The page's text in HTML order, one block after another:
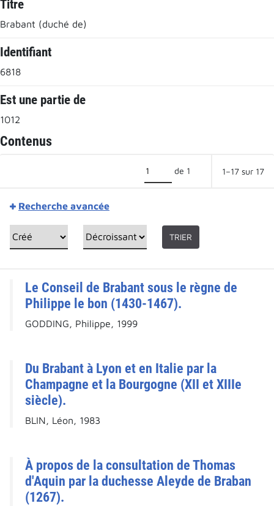
Titre
Brabant (duché de)
Identifiant
6818
Est une partie de
1012
Contenus
de 1 1–17 sur 17
Recherche avancée
TRIER
Le Conseil de Brabant sous le règne de
Philippe le bon (1430-1467).
GODDING, Philippe, 1999
Du Brabant à Lyon et en Italie par la
Champagne et la Bourgogne (XII et XIIIe
siècle).
BLIN, Léon, 1983
À propos de la consultation de Thomas
d'Aquin par la duchesse Aleyde de Braban
(1267).